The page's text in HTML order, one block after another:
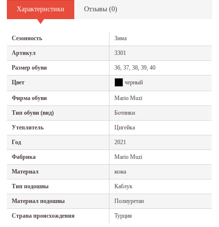
Характеристики Отзывы (0)
Сезонность Зима
Артикул 3301
Размер обуви 36, 37, 38, 39, 40
Цвет черный
Фирма обуви Mario Muzi
Тип обуви (вид) Ботинки
Утеплитель Цигейка
Год 2021
Фабрика Mario Muzi
Материал кожа
Тип подошвы Каблук
Материал подошвы Полиуретан
Страна происхождения Турция